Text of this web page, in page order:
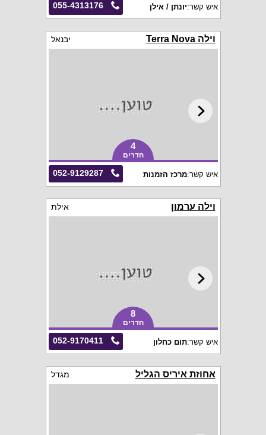
055-4313176 איש קשר:יונתן / אילן
וילה Terra Nova יבנאל
4
חדרים
052-9129287 איש קשר:מרכז הזמנות
וילה ערמון אילת
8
חדרים
052-9170411 איש קשר:תום כחלון
אחוזת איריס הגליל מגדל